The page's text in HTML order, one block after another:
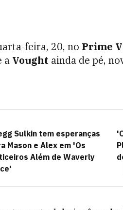
feira, 20, no Prime
a Vought ainda de pé,
Sulkin tem esperanças
Mason e Alex em 'Os
Além de Waverly